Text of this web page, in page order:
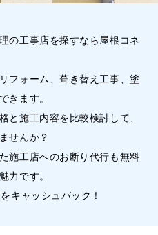
の工事店を探すなら屋根コネ
フォーム、葺き替え工事、塗
きます。
と施工内容を比較検討して、
せんか？
施工店へのお断り代行も無料
力です。
キャッシュバック！